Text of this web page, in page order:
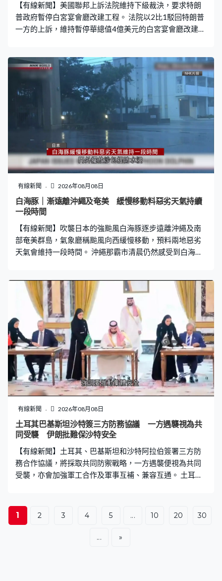
【有線新聞】美國聯邦上訴法院維持下級裁決，要求特朗
普政府暫停白宮宴會廳改建工程。 法院以2比1駁回特朗普
一方的上訴，維持暫停華總值4億美元的白宮宴會廳改建工
程。禁令為期兩周，總統特朗普發文批評裁決違法是出於
政治目的，辯稱原告人歷史保護信託基金不能阻撓工程，
不具訴訟資格，將向最高法院作出上訴。
有線新聞 2026年08月08日
白海豚｜漸遠離沖繩及奄美 緩慢移動料惡劣天氣持續
一段時間
【有線新聞】吹襲日本的強颱風白海豚逐步遠離沖繩及南
部奄美群島，氣象廳稱颱風向西緩慢移動，預料兩地惡劣
天氣會維持一段時間。 沖繩那霸市清晨仍然感受到白海豚
繩和奄美群島，為兩地帶來暴雨，預測未來24小時降雨量
分別達180及120毫米，可能會出現10米高巨浪。沖繩和
奄美5萬多戶停電，那霸機場早上11時起重開，但仍有300
多班航班取消。氣象廳警告白海豚移動速度緩慢，對沖繩
等地影響較長。
有線新聞 2026年08月08日
土耳其巴基斯坦沙特簽三方防務協議 一方遇襲視為共
同受襲 伊朗批難保沙特安全
【有線新聞】土耳其、巴基斯坦和沙特阿拉伯簽署三方防
務合作協議，將採取共同防禦戰略，一方遇襲便視為共同
受襲，亦會加強軍工合作及軍事互補、兼容互通。 土耳其
再一同到面向麥加清真寺的薩法宮舉行三方首腦會談，並
簽署防務合作協議，強調要推動集體安全，區域以至區外
的和平穩定，加強對抗任何侵略的集體威懾力，根據《聯
1 2 3 4 5 ... 10 20 30
... »